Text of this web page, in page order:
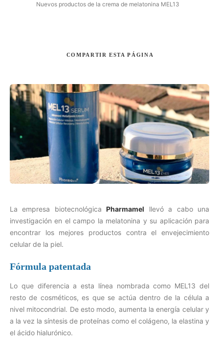
Nuevos productos de la crema de melatonina MEL13
COMPARTIR ESTA PÁGINA
La empresa biotecnológicaPharmamel llevó a cabo una
investigación en el campo la melatonina y su aplicación para
encontrar los mejores productos contra el envejecimiento
celular de la piel.
Fórmula patentada
Lo que diferencia a esta línea nombrada como MEL13 del
resto de cosméticos, es que se actúa dentro de la célula a
nivel mitocondrial. De esto modo, aumenta la energía celular y
a la vez la síntesis de proteínas como el colágeno, la elastina y
el ácido hialurónico.